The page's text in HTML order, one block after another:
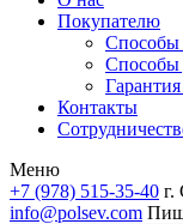
Покупателю
Способы
Способы
Контакты
Меню
+7 (978) 515-35-40 г.
info@polsev.com